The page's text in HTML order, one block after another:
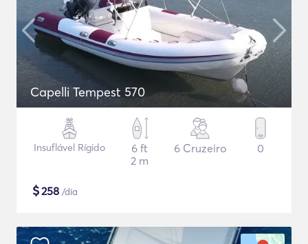
Capelli Tempest 570
Insuflável Rígido
6 ft
2 m
6 Cruzeiro 0
$258 /dia